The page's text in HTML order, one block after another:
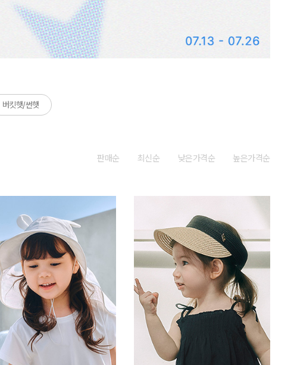
버킷햇/썬햇
판매순 최신순 낮은가격순 높은가격순